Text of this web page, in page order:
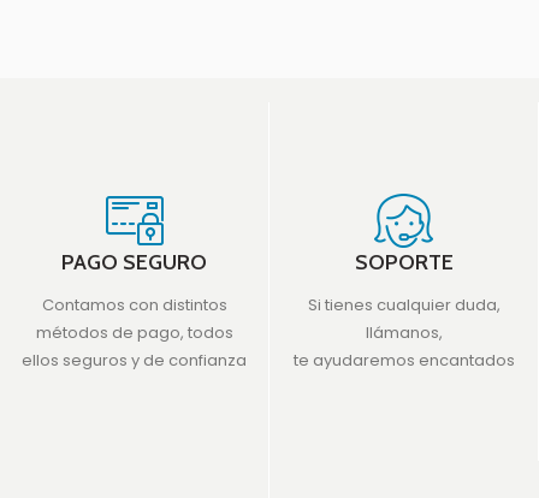
PAGO SEGURO
Contamos con distintos
métodos de pago, todos
ellos seguros y de confianza
SOPORTE
Si tienes cualquier duda,
llámanos,
te ayudaremos encantados